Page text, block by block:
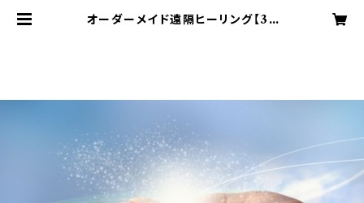
オーダーメイド遠隔ヒーリング【30